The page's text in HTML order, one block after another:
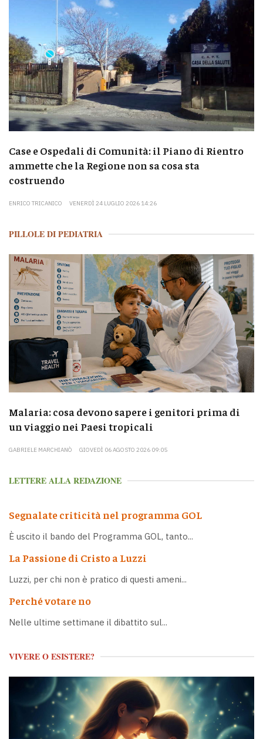
Case e Ospedali di Comunità: il Piano di Rientro
ammette che la Regione non sa cosa sta
costruendo
ENRICO TRICANICO VENERDÌ 24 LUGLIO 2026 14:26
PILLOLE DI PEDIATRIA
Malaria: cosa devono sapere i genitori prima di
un viaggio nei Paesi tropicali
GABRIELE MARCHIANÒ GIOVEDÌ 06 AGOSTO 2026 09:05
LETTERE ALLA REDAZIONE
Segnalate criticità nel programma GOL
È uscito il bando del Programma GOL, tanto...
La Passione di Cristo a Luzzi
Luzzi, per chi non è pratico di questi ameni...
Perché votare no
Nelle ultime settimane il dibattito sul...
VIVERE O ESISTERE?